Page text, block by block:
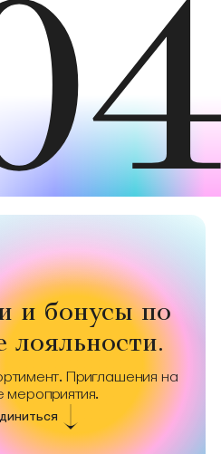
и бонусы по
лояльности.
Приглашения на
мероприятия.